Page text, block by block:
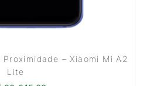
– Xiaomi Mi A2
Lite